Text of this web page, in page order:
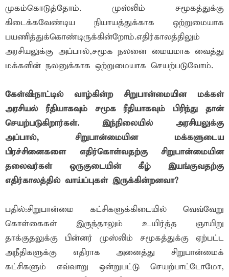
முகம்கொடுத்தோம். முஸ்லிம் சமூகத்துக்கு
கிடைக்கவேண்டிய நியாயத்துக்காக ஒற்றுமையாக
பயணித்துக்கொண்டிருக்கின்றோம்.எதிர்காலத்திலும்
அரசியலுக்கு அப்பால்,சமூக நலனை மையமாக வைத்து
மக்களின் நலனுக்காக ஒற்றுமையாக செயற்படுவோம்.
கேள்வி:நாட்டில் வாழ்கின்ற சிறுபான்மையின மக்கள்
அரசியல் ரீதியாகவும் சமூக ரீதியாகவும் பிரிந்து தான்
செயற்படுகிறார்கள். இந்நிலையில் அரசியலுக்கு
அப்பால், சிறுபான்மையின மக்களுடைய
பிரச்சினைகளை எதிர்கொள்வதற்கு சிறுபான்மையின
தலைவர்கள் ஒருகுடையின் கீழ் இயங்குவதற்கு
எதிர்காலத்தில் வாய்ப்புகள் இருக்கின்றனவா?
பதில்:சிறுபான்மை கட்சிகளுக்கிடையில் வெவ்வேறு
கொள்கைகள் இருந்தாலும் உயிர்த்த ஞாயிறு
தாக்குதலுக்கு பின்னர் முஸ்லிம் சமூகத்துக்கு ஏற்பட்ட
அநீதிகளுக்கு எதிராக அனைத்து சிறுபான்மைக்
கட்சிகளும் எவ்வாறு ஒன்றுபட்டு செயற்பாட்டோமோ,